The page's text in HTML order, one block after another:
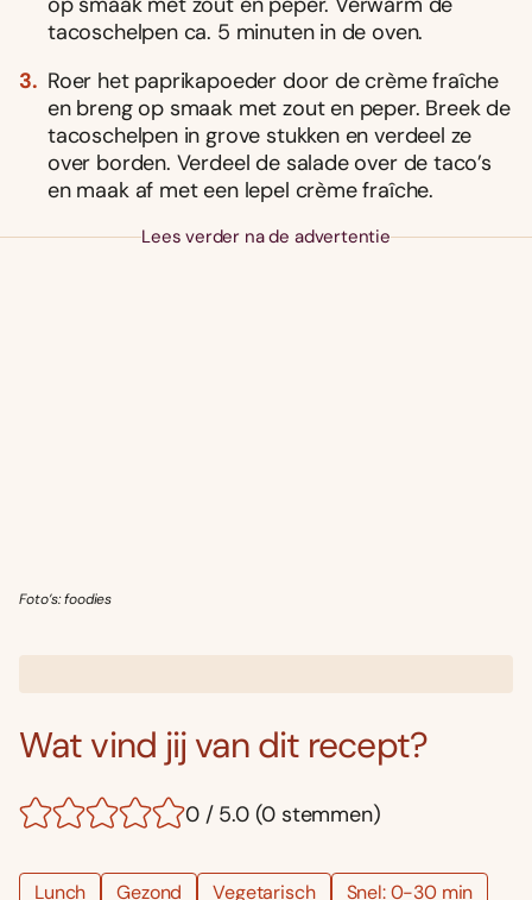
tacoschelpen ca. 5 minuten in de oven.
Roer het paprikapoeder door de crème fraîche
en breng op smaak met zout en peper. Breek de
tacoschelpen in grove stukken en verdeel ze
over borden. Verdeel de salade over de taco’s
en maak af met een lepel crème fraîche.
Lees verder na de advertentie
Foto’s: foodies
Wat vind jij van dit recept?
0 / 5.0 (0 stemmen)
Lunch Gezond Vegetarisch
Snel: 0-30 min